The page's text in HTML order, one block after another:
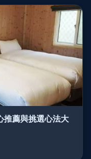
推薦與挑選心法大